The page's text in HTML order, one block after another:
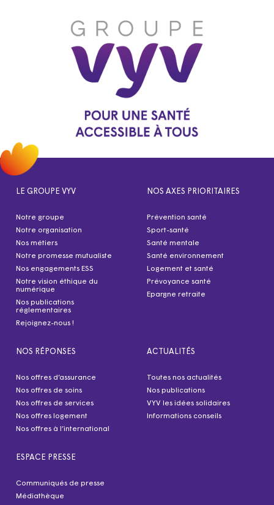
LE GROUPE VYV
Notre groupe
Notre organisation
Nos métiers
Notre promesse mutualiste
Nos engagements ESS
Notre vision éthique du
numérique
Nos publications
réglementaires
Rejoignez-nous !
NOS AXES PRIORITAIRES
Prévention santé
Sport-santé
Santé mentale
Santé environnement
Logement et santé
Prévoyance santé
Epargne retraite
NOS RÉPONSES
Nos offres d’assurance
Nos offres de soins
Nos offres de services
Nos offres logement
Nos offres à l’international
ACTUALITÉS
Toutes nos actualités
Nos publications
VYV les idées solidaires
Informations conseils
ESPACE PRESSE
Communiqués de presse
Médiathèque